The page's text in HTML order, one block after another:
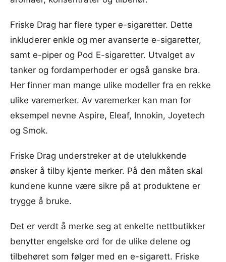
Friske Drag har flere typer e-sigaretter. Dette
inkluderer enkle og mer avanserte e-sigaretter,
samt e-piper og Pod E-sigaretter. Utvalget av
tanker og fordamperhoder er også ganske bra.
Her finner man mange ulike modeller fra en rekke
ulike varemerker. Av varemerker kan man for
eksempel nevne Aspire, Eleaf, Innokin, Joyetech
og Smok.
Friske Drag understreker at de utelukkende
ønsker å tilby kjente merker. På den måten skal
kundene kunne være sikre på at produktene er
trygge å bruke.
Det er verdt å merke seg at enkelte nettbutikker
benytter engelske ord for de ulike delene og
tilbehøret som følger med en e-sigarett. Friske